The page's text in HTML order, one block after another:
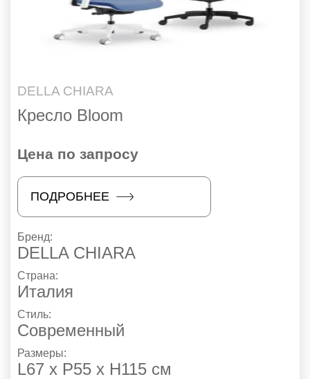
DELLA CHIARA
Кресло Bloom
Цена по запросу
ПОДРОБНЕЕ
Бренд:
DELLA CHIARA
Страна:
Италия
Стиль:
Современный
Размеры:
L67 x P55 x H115 см